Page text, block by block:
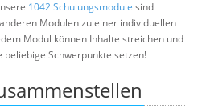
1042 Schulungsmodule sind
Modulen zu einer individuellen
Modul können Inhalte streichen und
Schwerpunkte setzen!